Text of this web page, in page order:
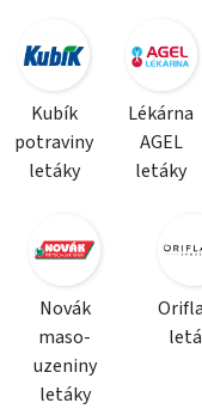
Kubík
potraviny
letáky
Lékárna
AGEL
letáky
Novák
maso-
uzeniny
letáky